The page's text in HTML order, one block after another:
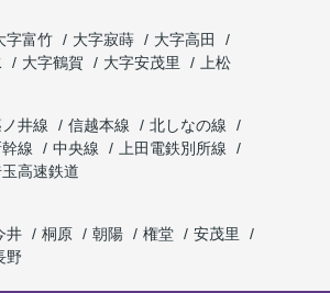
字富竹 大字寂蒔
大字高田
大字鶴賀 大字安茂里
上松
井線 信越本線
北しなの線
線 中央線
上田電鉄別所線
高速鉄道
井 桐原 朝陽 権堂
安茂里
野